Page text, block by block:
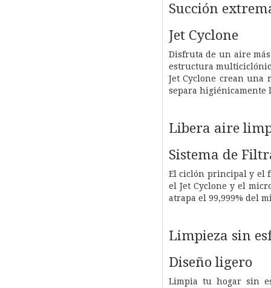
Succión
Jet Cyclone
Disfruta de un aire
estructura
Jet Cyclone crean
separa higiénicamente
Libera aire
Sistema de
El ciclón principal y el
el Jet Cyclone y el
atrapa el 99,999% del
Limpieza sin
Diseño ligero
Limpia tu hogar sin